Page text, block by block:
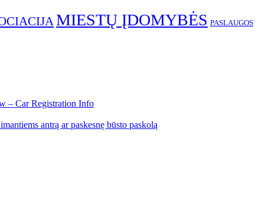
MIESTŲ ĮDOMYBĖS PASLAUGOS
– Car Registration Info
antrą ar paskesnę būsto paskolą